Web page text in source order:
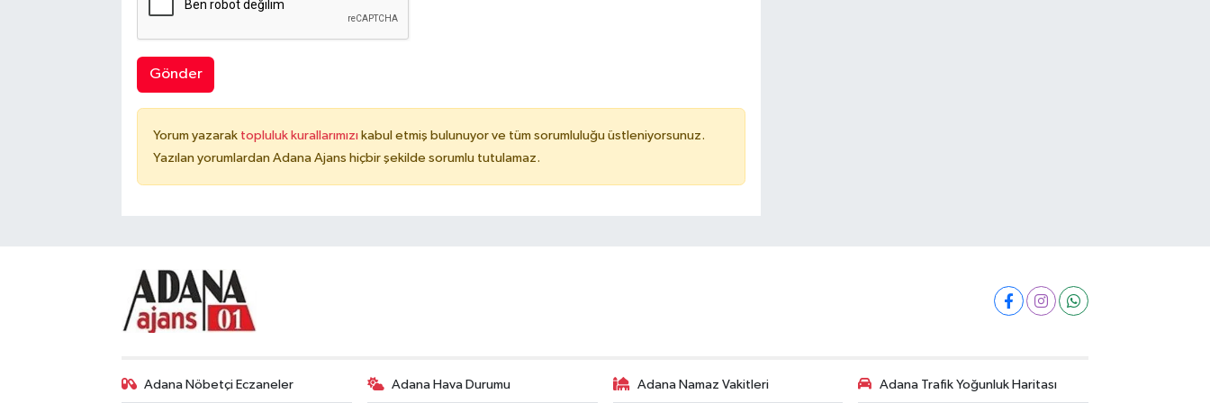
Gönder
Yorum yazarak topluluk kurallarımızı kabul etmiş bulunuyor ve tüm sorumluluğu üstleniyorsunuz.
Yazılan yorumlardan Adana Ajans hiçbir şekilde sorumlu tutulamaz.
Adana Nöbetçi Eczaneler Adana Hava Durumu Adana Namaz Vakitleri Adana Trafik Yoğunluk Haritası